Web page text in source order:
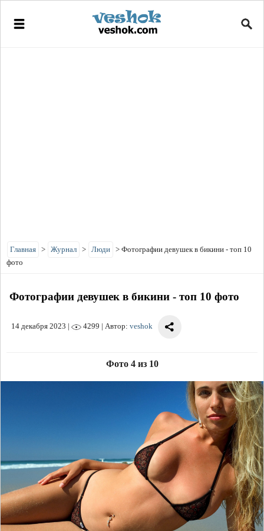
Главная > Журнал > Люди > Фотографии девушек в бикини - топ 10
фото
Фотографии девушек в бикини - топ 10 фото
14 декабря 2023 | 4299 | Автор: veshok
Фото 4 из 10